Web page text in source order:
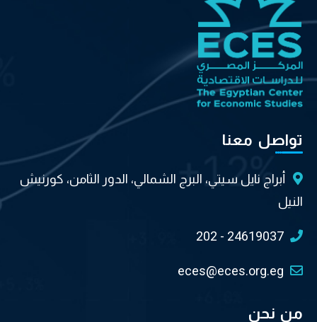
تواصل معنا
أبراج نايل سيتي، البرج الشمالي، الدور الثامن، كورنيش
النيل
202 - 24619037
eces@eces.org.eg
من نحن